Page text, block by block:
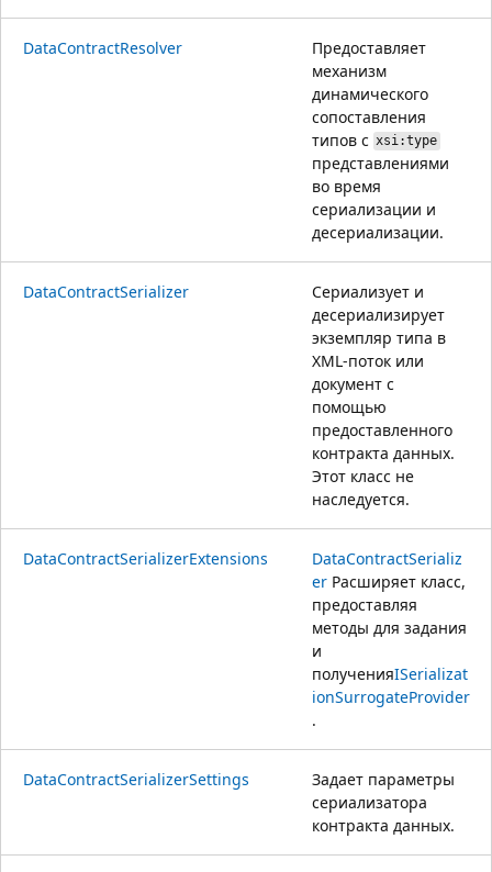
DataContractResolver
Предоставляет
механизм
динамического
сопоставления
типов с xsi:type
представлениями
во время
сериализации и
десериализации.
DataContractSerializer
Сериализует и
десериализирует
экземпляр типа в
XML-поток или
документ с
помощью
предоставленного
контракта данных.
Этот класс не
наследуется.
DataContractSerializerExtensions
DataContractSerializ
er Расширяет класс,
предоставляя
методы для задания
и
полученияISerializat
ionSurrogateProvider
.
DataContractSerializerSettings
Задает параметры
сериализатора
контракта данных.